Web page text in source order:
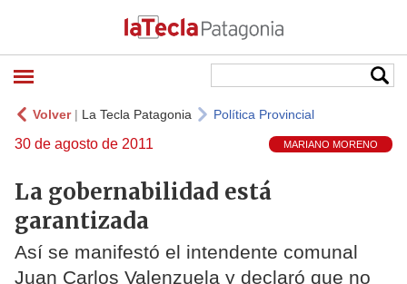
Volver| La Tecla Patagonia Política Provincial
30 de agosto de 2011 MARIANO MORENO
La gobernabilidad está
garantizada
Así se manifestó el intendente comunal
Juan Carlos Valenzuela y declaró que no